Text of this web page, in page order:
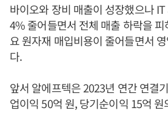
바이오와 장비 매출이 성장했으나
4% 줄어들면서 전체 매출 하락을
요 원자재 매입비용이 줄어들면서
다.
앞서 알에프텍은 2023년 연간 연결
업이익 50억 원, 당기순이익 15억